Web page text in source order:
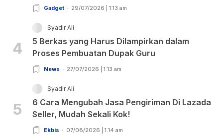
Gadget 29/07/2026 | 1:13 am
4
Syadir Ali
5 Berkas yang Harus Dilampirkan dalam
Proses Pembuatan Dupak Guru
News 27/07/2026 | 1:13 am
5
Syadir Ali
6 Cara Mengubah Jasa Pengiriman Di Lazada
Seller, Mudah Sekali Kok!
Ekbis 07/08/2026 | 1:14 am